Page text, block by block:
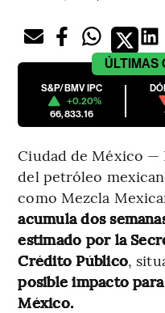
ÚLTIMAS
S&P/BMV IPC
+0.20%
66,833.16
Ciudad de México
del petróleo
como Mezcla
acumula dos
estimado por la
Crédito Público,
posible impacto
México.